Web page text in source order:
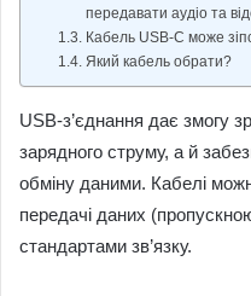
передавати аудіо та
Кабель USB-C може
Який кабель обрати?
USB-з’єднання дає змогу
зарядного струму, а й
обміну даними. Кабелі
передачі даних
стандартами зв’язку.